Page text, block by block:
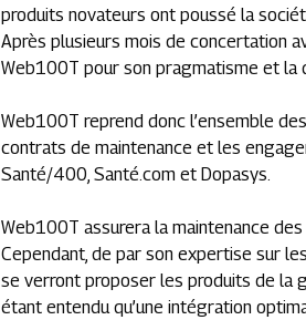
produits novateurs ont poussé la
Après plusieurs mois de concertation
Web100T pour son pragmatisme et la
Web100T reprend donc l’ensemble
contrats de maintenance et les
Santé/400, Santé.com et Dopasys.
Web100T assurera la maintenance
Cependant, de par son expertise sur
se verront proposer les produits de la
étant entendu qu’une intégration